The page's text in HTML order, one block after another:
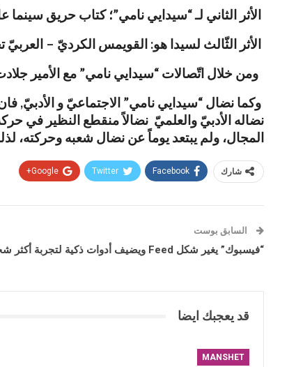
الأثر الثاني لـ “سيدايي نامي”؛ كتاب حريق سينما
الأثر الثّالث لسيدا هو: القويمس الكرديّ –
ومن خلال اتّصالات “سيدايي نامي” مع الأمير
وكما نضال “سيدايي نامي” الاجتماعيّ و الأدبيّ,
نضاله الأدبيّ والعلميّ نضالاً منقطع النظير في
المجال، ولم يبتعد يوماً عن نضال شعبه
شارك Facebook
Twitter
Google+
السابق بوست
“فيسبوك” يغير شكل Feed ويضيف أدوات ذكية لتجربة أكثر شخصية
قد يعجبك ايضا
MANSHET